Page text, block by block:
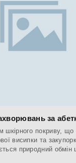
за
шкірного покриву, що
висипки та
природний обмін